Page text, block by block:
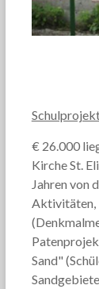
€ 26.000
Kirche St.
Jahren von
Aktivitäten,
Sand"